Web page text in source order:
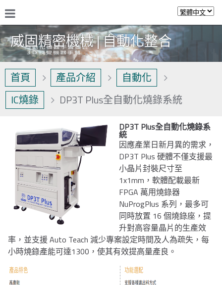
威固精密機械 | 自動化整合
首頁 產品介紹
自動化
IC燒錄
DP3T Plus全自動化燒錄系統
DP3T Plus全自動化燒錄系
統
因應產業日新月異的需求，
DP3T Plus 硬體不僅支援最
小晶片封裝尺寸至
1x1mm，軟體配載最新
FPGA 萬用燒錄器
NuProgPlus 系列，最多可
同時放置 16 個燒錄座，提
升對高容量晶片的生產效
率，並支援 Auto Teach 減少專案設定時間及人為疏失，每
小時燒錄產能可達1300，使其有效提高量產良。